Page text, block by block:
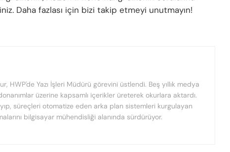
Daha fazlası için bizi takip etmeyi unutmayın!
HWP'de Yazı İşleri Müdürü görevini üstlendi. Beş yıllık medya
üzerine kapsamlı içerikler üreterek okurlara aktardı.
süreçleri otomatize eden arka plan sistemleri kurgulayan
bilgisayar mühendisliği alanında sürdürüyor.